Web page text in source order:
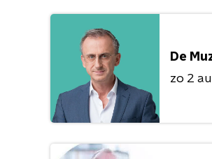
De
zo 2